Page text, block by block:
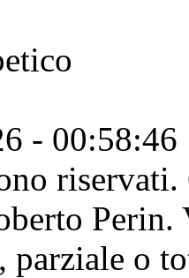
- 00:58:46
riservati.
o